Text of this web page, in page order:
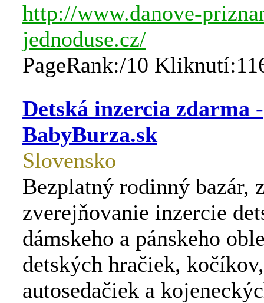
http://www.danove-
jednoduse.cz/
PageRank:/10
Detská inzercia zdarma -
BabyBurza.sk
Slovensko
Bezplatný rodinný bazár,
zverejňovanie inzercie
dámskeho a pánskeho
detských hračiek, kočíkov,
autosedačiek a